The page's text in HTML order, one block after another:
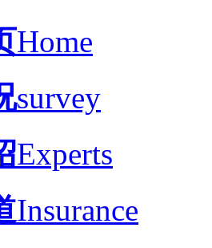
Home
survey
Experts
Insurance